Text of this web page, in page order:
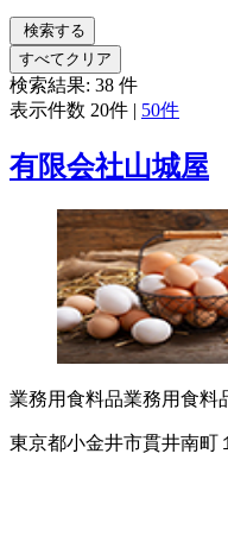
検索する
すべてクリア
検索結果: 38 件
表示件数 20件 | 50件
有限会社山城屋
業務用食料品業務用食料
東京都小金井市貫井南町